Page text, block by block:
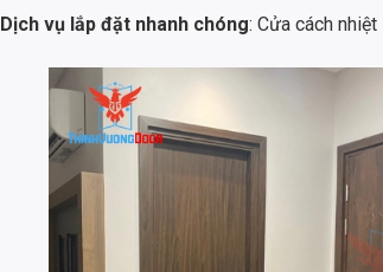
Dịch vụ lắp đặt nhanh chóng: Cửa cách